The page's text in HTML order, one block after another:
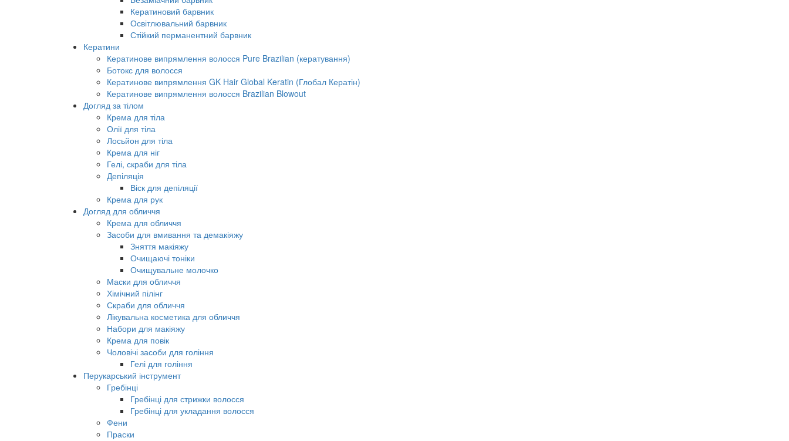
Кератиновий барвник
Освітлювальний барвник
Стійкий перманентний барвник
Кератини
Кератинове випрямлення волосся Pure Brazilian (кератування)
Ботокс для волосся
Кератинове випрямлення GK Hair Global Keratin (Глобал Кератін)
Кератинове випрямлення волосся Brazilian Blowout
Догляд за тілом
Крема для тіла
Олії для тіла
Лосьйон для тіла
Крема для ніг
Гелі, скраби для тіла
Депіляція
Віск для депіляції
Крема для рук
Догляд для обличчя
Крема для обличчя
Засоби для вмивання та демакіяжу
Зняття макіяжу
Очищаючі тоніки
Очищувальне молочко
Маски для обличчя
Хімічний пілінг
Скраби для обличчя
Лікувальна косметика для обличчя
Набори для макіяжу
Крема для повік
Чоловічі засоби для гоління
Гелі для гоління
Перукарський інструмент
Гребінці
Гребінці для стрижки волосся
Гребінці для укладання волосся
Фени
Праски